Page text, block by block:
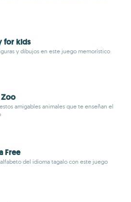
for kids
y dibujos en este juego memorístico
amigables animales que te enseñan el
Free
del idioma tagalo con este juego